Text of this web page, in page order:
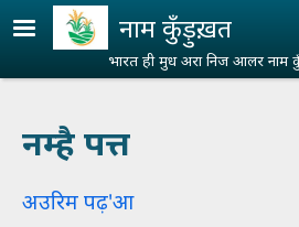
Skip to main content
नाम कुँड़ुख़त
भारत ही मुध अरा निज आलर
नम्है पत्त
अउरिम पढ़'आ